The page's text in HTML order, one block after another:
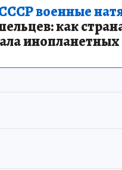
военные
как
инопланетных